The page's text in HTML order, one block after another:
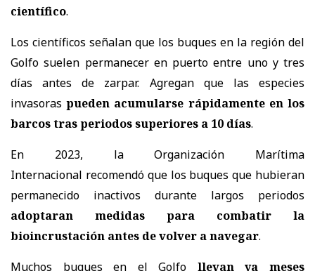
científico.
Los científicos señalan que los buques en la región del
Golfo suelen permanecer en puerto entre uno y tres
días antes de zarpar. Agregan que las especies
invasoraspueden acumularse rápidamente en los
barcos tras periodos superiores a 10 días.
En 2023, la Organización Marítima
Internacional recomendó que los buques que hubieran
permanecido inactivos durante largos periodos
adoptaran medidas para combatir la
bioincrustación antes de volver a navegar.
Muchos buques en el Golfo llevan ya meses